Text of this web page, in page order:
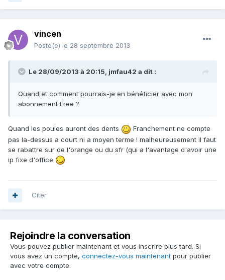
vincen
Posté(e) le 28 septembre 2013
Le 28/09/2013 à 20:15, jmfau42 a dit :
Quand et comment pourrais-je en bénéficier avec mon
abonnement Free ?
Quand les poules auront des dents
Franchement ne compte
pas la-dessus a court ni a moyen terme ! malheureusement il faut
se rabattre sur de l'orange ou du sfr (qui a l'avantage d'avoir une
ip fixe d'office
Citer
Rejoindre la conversation
Vous pouvez publier maintenant et vous inscrire plus tard. Si
vous avez un compte, connectez-vous maintenant pour publier
avec votre compte.